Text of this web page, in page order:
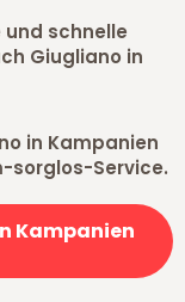
schnelle
Giugliano in
in Kampanien
sorglos-Service.
Kampanien